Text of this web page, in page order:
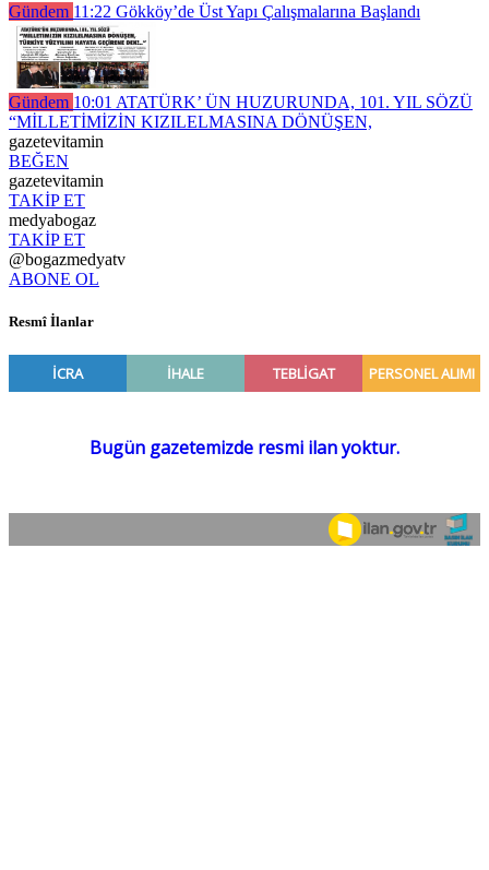
Gündem 11:22 Gökköy’de Üst Yapı Çalışmalarına Başlandı
Gündem 10:01 ATATÜRK’ ÜN HUZURUNDA, 101. YIL SÖZÜ
“MİLLETİMİZİN KIZILELMASINA DÖNÜŞEN,
gazetevitamin
BEĞEN
gazetevitamin
TAKİP ET
medyabogaz
TAKİP ET
@bogazmedyatv
ABONE OL
Resmî İlanlar